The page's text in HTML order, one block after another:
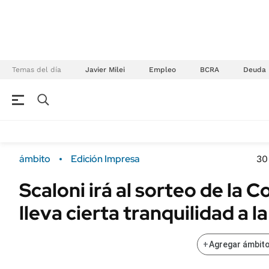
Temas del día Javier Milei Empleo BCRA Deuda
Campo
FINANZAS
Sustentabilidad
Seguros
ENERGY REPORT
POLÍTICA
ámbito Edición Impresa
Scaloni irá al sorteo de la
lleva cierta tranquilidad a
+Agregar